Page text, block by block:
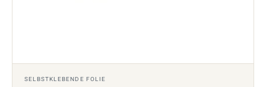
SELBSTKLEBENDE FOLIE